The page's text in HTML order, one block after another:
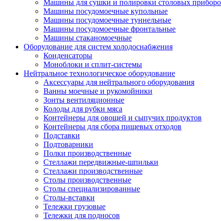
Машины для сушки и полировки столовых
Машины посудомоечные купольные
Машины посудомоечные туннельные
Машины посудомоечные фронтальные
Машины стаканомоечные
Оборудование для систем холодоснабжения
Конденсаторы
Моноблоки и сплит-системы
Нейтральное технологическое оборудование
Аксессуары для нейтрального оборудования
Ванны моечные и рукомойники
Зонты вентиляционные
Колоды для рубки мяса
Контейнеры для овощей и сыпучих продуктов
Контейнеры для сбора пищевых отходов
Подставки
Подтоварники
Полки производственные
Стеллажи передвижные-шпильки
Стеллажи производственные
Столы производственные
Столы специализированные
Столы-вставки
Тележки грузовые
Тележки для подносов